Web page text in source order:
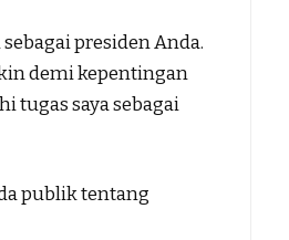
presiden Anda.
demi kepentingan
tugas saya sebagai
publik tentang